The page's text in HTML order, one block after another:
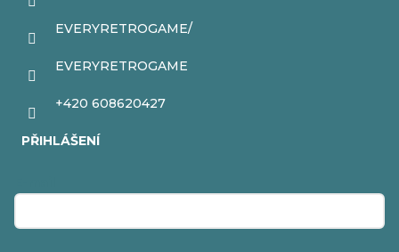
EVERYRETROGAME/
EVERYRETROGAME
+420 608620427
PŘIHLÁŠENÍ